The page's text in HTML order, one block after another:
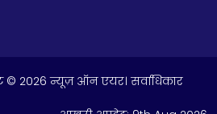
© 2026 न्यूज़ ऑन एयर। सर्वाधिकार